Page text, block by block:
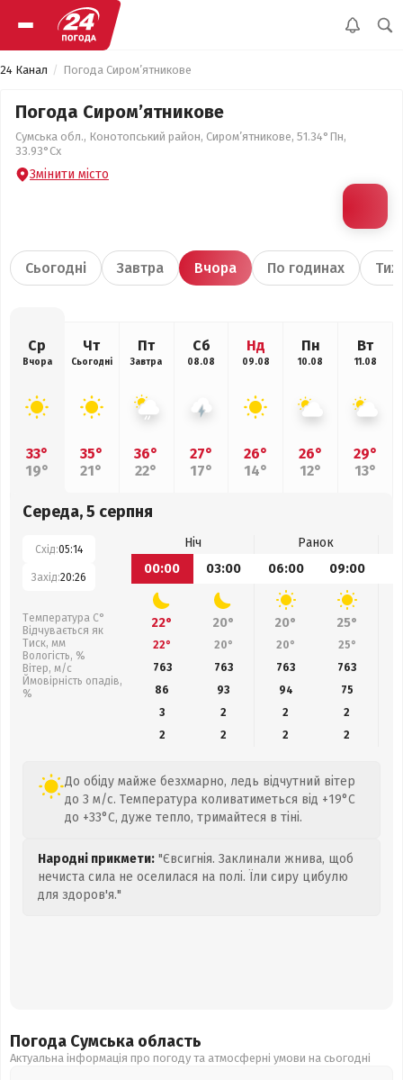
24 Канал Погода Сиром’ятникове
Погода Сиром’ятникове
Сумська обл., Конотопський район, Сиром’ятникове, 51.34°Пн,
33.93°Сх
Змінити місто
Сьогодні Завтра Вчора По годинах
Ср
Вчора
33°
19°
Чт
Сьогодні
35°
21°
Пт
Завтра
36°
22°
Сб
08.08
27°
17°
Нд
09.08
26°
14°
Пн
10.08
26°
12°
Вт
11.08
29°
13°
Середа, 5 серпня
Схід:05:14
Захід:20:26
Температура С°
Відчувається як
Тиск, мм
Вологість, %
Вітер, м/с
Ймовірність опадів,
%
Ніч
Ранок
00:00
03:00 06:00 09:00
22° 20° 20° 25°
22° 20° 20° 25°
763
763 763 763
86
93 94 75
3
2 2
2
2
2 2 2
До обіду майже безхмарно, ледь відчутний вітер
до 3 м/с. Температура коливатиметься від +19°C
до +33°C, дуже тепло, тримайтеся в тіні.
Народні прикмети: "Євсигнія. Заклинали жнива, щоб
нечиста сила не оселилася на полі. Їли сиру цибулю
для здоров'я."
Погода Сумська область
Актуальна інформація про погоду та атмосферні умови на сьогодні